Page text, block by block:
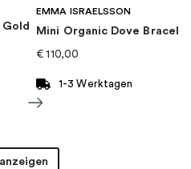
Charms
PANDORA
EMMA ISRAELSSON
Mini Organic Dove
€ 110,00
1-3 Werktagen